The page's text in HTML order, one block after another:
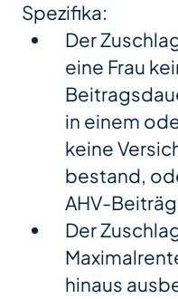
Spezifika:
Der
eine Frau
in einem
keine
bestand,
AHV-
Der
hinaus